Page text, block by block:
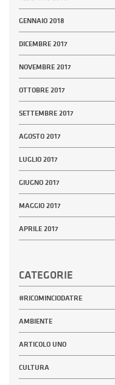
GENNAIO 2018
DICEMBRE 2017
NOVEMBRE 2017
OTTOBRE 2017
SETTEMBRE 2017
AGOSTO 2017
LUGLIO 2017
GIUGNO 2017
MAGGIO 2017
APRILE 2017
CATEGORIE
#RICOMINCIODATRE
AMBIENTE
ARTICOLO UNO
CULTURA